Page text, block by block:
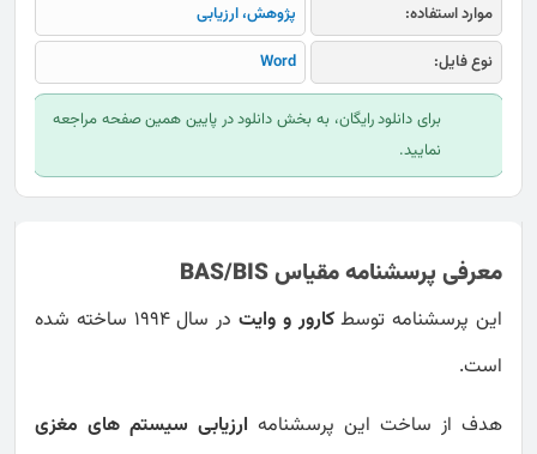
موارد استفاده:
پژوهش، ارزیابی
نوع فایل:
Word
برای دانلود رایگان، به بخش دانلود در پایین همین صفحه مراجعه
نمایید.
معرفی پرسشنامه مقیاس BAS/BIS
این پرسشنامه توسطکارور و وایت
در سال 1994 ساخته شده
است.
هدف از ساخت این پرسشنامه ارزیابی سیستم های مغزی